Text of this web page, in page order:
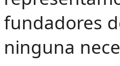
fundadores
ninguna